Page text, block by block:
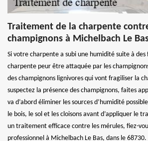
Traitement de la charpente
champignons à Michelbach Le
Si votre charpente a subi une humidité suite à
charpente peur être attaquée par les
des champignons lignivores qui vont fragiliser la
suspectez la présence des champignons, faites
va d’abord éliminer les sources d’humidité
le bois, le sol et les cloisons avant d’appliquer le
un traitement efficace contre les mérules, fiez-
professionnel à Michelbach Le Bas, dans le 68730.